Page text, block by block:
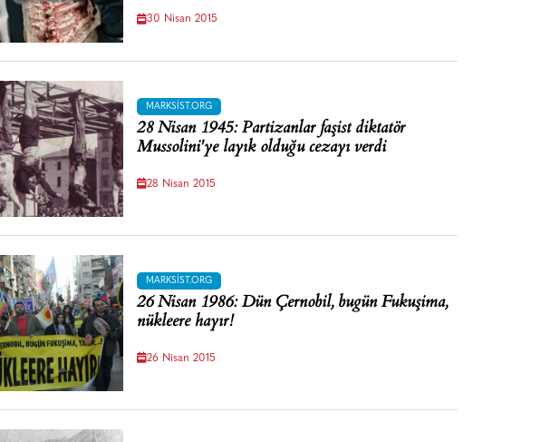
30 Nisan 2015
MARKSIST.ORG
28 Nisan 1945: Partizanlar faşist diktatör
Mussolini'ye layık olduğu cezayı verdi
28 Nisan 2015
MARKSIST.ORG
26 Nisan 1986: Dün Çernobil, bugün Fukuşima,
nükleere hayır!
26 Nisan 2015